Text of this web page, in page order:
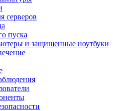
серверов
пуска
и защищенные ноутбуки